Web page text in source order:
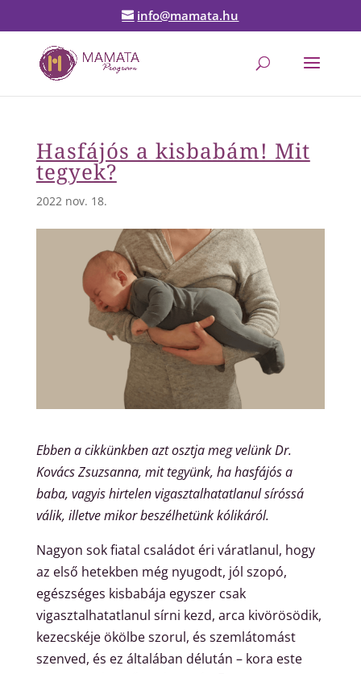
info@mamata.hu
Hasfájós a kisbabám! Mit
tegyek?
2022 nov. 18.
Ebben a cikkünkben azt osztja meg velünk Dr.
Kovács Zsuzsanna, mit tegyünk, ha hasfájós a
baba, vagyis hirtelen vigasztalhatatlanul síróssá
válik, illetve mikor beszélhetünk kólikáról.
Nagyon sok fiatal családot éri váratlanul, hogy
az első hetekben még nyugodt, jól szopó,
egészséges kisbabája egyszer csak
vigasztalhatatlanul sírni kezd, arca kivörösödik,
kezecskéje ökölbe szorul, és szemlátomást
szenved, és ez általában délután – kora este